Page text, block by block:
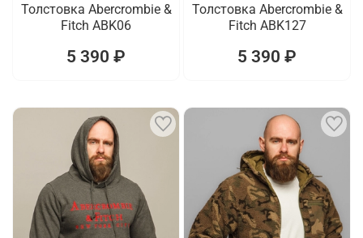
Толстовка Abercrombie &
Fitch ABK06
5 390 ₽
Толстовка Abercrombie &
Fitch ABK127
5 390 ₽